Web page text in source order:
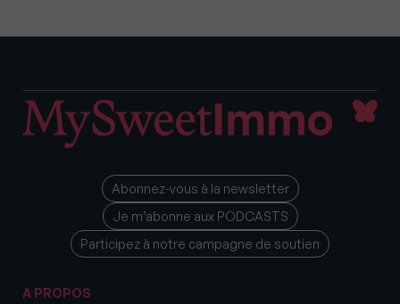
Abonnez-vous à la newsletter
Je m’abonne aux PODCASTS
Participez à notre campagne de soutien
A PROPOS